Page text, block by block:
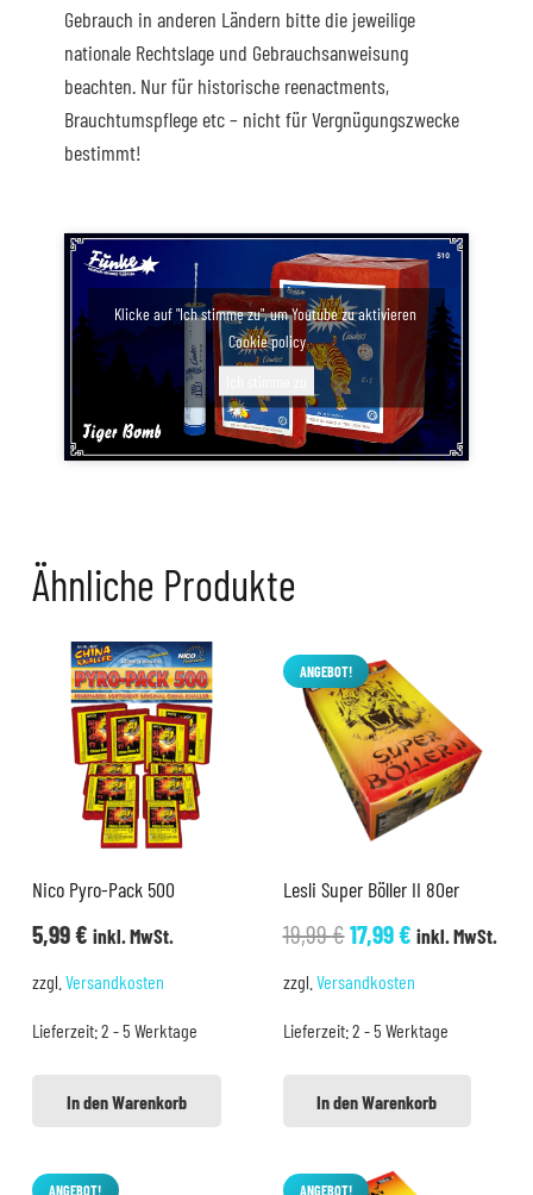
Gebrauch in anderen Ländern bitte die jeweilige
nationale Rechtslage und Gebrauchsanweisung
beachten. Nur für historische reenactments,
Brauchtumspflege etc – nicht für Vergnügungszwecke
bestimmt!
Klicke auf "Ich stimme zu", um Youtube zu aktivieren
Cookie policy
Ähnliche Produkte
Nico Pyro-Pack 500
5,99€ inkl. MwSt.
zzgl. Versandkosten
Lieferzeit:2 - 5 Werktage
In den Warenkorb
ANGEBOT!
Lesli Super Böller II 80er
19,99€Ursprünglicher
19,99 €
17,99€Aktueller
17,99 €.
inkl. MwSt.
zzgl. Versandkosten
Lieferzeit:2 - 5 Werktage
In den Warenkorb
ANGEBOT! ANGEBOT!